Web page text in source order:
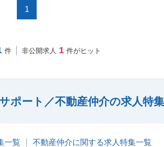
1
件 非公開求人 1 件がヒット
ポート／不動産仲介の求人特
一覧 不動産仲介に関する求人特集一覧